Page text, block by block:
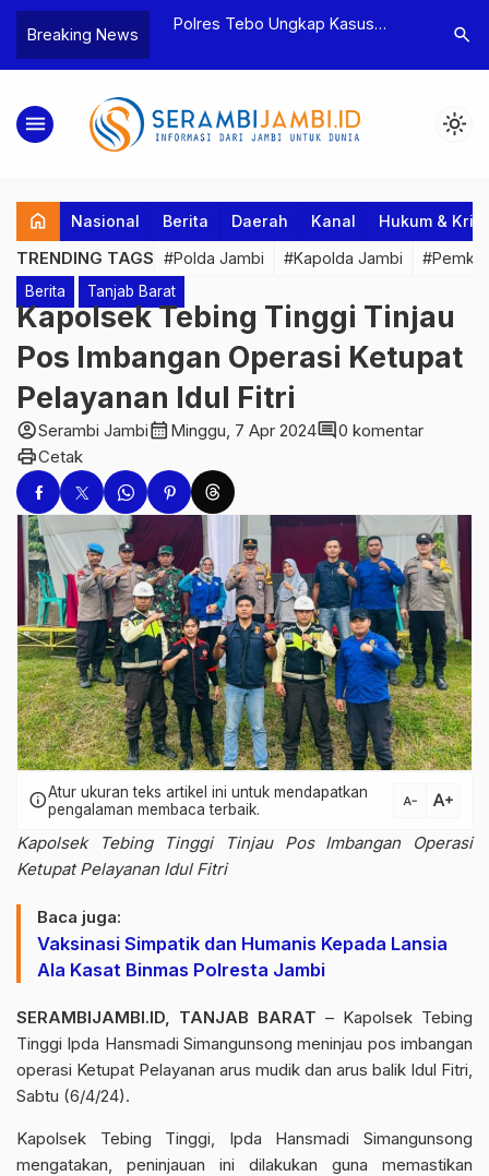
Breaking News
BPD, Polres
Tersangka
Polres Tebo Ungkap Kasus
Dua Pelaku Pengeroyokan di Sumay
Terkait
Kakanwil
search
menu light_mode
home Nasional Berita Daerah Kanal Hukum &
TRENDING TAGS #Polda Jambi #Kapolda Jambi
Berita Tanjab Barat
Kapolsek Tebing Tinggi Tinjau
Pos Imbangan Operasi Ketupat
Pelayanan Idul Fitri
account_circleSerambi Jambicalendar_month Minggu, 7 Apr 2024comment0 komentar
printCetak
infoAtur ukuran teks artikel ini untuk mendapatkan
pengalaman membaca terbaik.
text_decrease text_increase
Kapolsek Tebing Tinggi Tinjau Pos Imbangan Operasi
Ketupat Pelayanan Idul Fitri
Baca juga:
Vaksinasi Simpatik dan Humanis Kepada Lansia
Ala Kasat Binmas Polresta Jambi
SERAMBIJAMBI.ID, TANJAB BARAT – Kapolsek Tebing
Tinggi Ipda Hansmadi Simangunsong meninjau pos imbangan
operasi Ketupat Pelayanan arus mudik dan arus balik Idul Fitri,
Sabtu (6/4/24).
Kapolsek Tebing Tinggi, Ipda Hansmadi Simangunsong
mengatakan, peninjauan ini dilakukan guna memastikan